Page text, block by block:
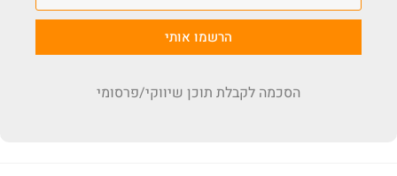
הרשמו אותי
הסכמה לקבלת תוכן שיווקי/פרסומי